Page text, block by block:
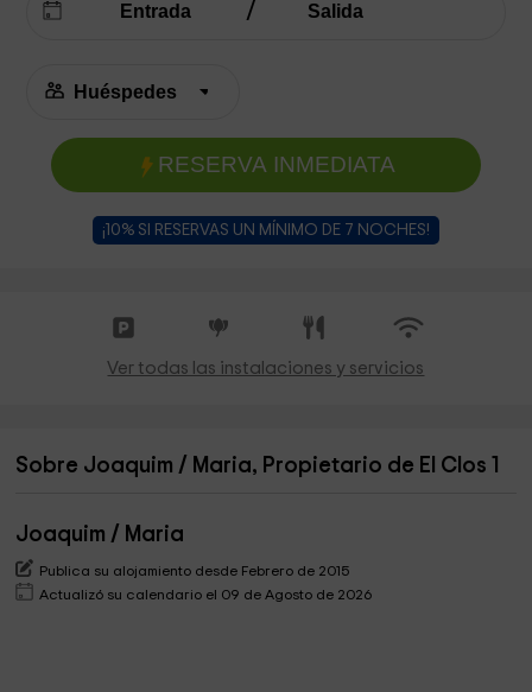
RESERVA INMEDIATA
¡10% SI RESERVAS UN MÍNIMO DE 7 NOCHES!
Ver todas las instalaciones y servicios
Sobre Joaquim / Maria, Propietario de El Clos 1
Joaquim / Maria
Publica su alojamiento desde Febrero de 2015
Actualizó su calendario el 09 de Agosto de 2026